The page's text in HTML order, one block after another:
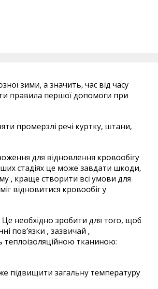
зими, а значить, час від часу
правила першої допомоги при
промерзлі речі куртку, штани,
для відновлення кровообігу
стадіях це може завдати шкоди,
, краще створити всі умови для
відновитися кровообіг у
Це необхідно зробити для того, щоб
пов’язки , зазвичай ,
тканиною:
підвищити загальну температуру